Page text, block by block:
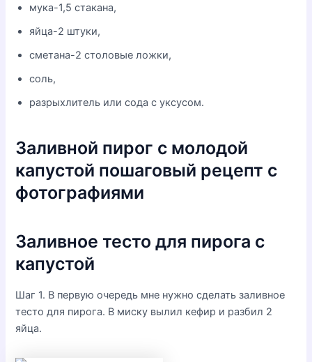
мука-1,5 стакана,
яйца-2 штуки,
сметана-2 столовые ложки,
соль,
разрыхлитель или сода с уксусом.
Заливной пирог с молодой
капустой пошаговый рецепт с
фотографиями
Заливное тесто для пирога с
капустой
Шаг 1. В первую очередь мне нужно сделать заливное
тесто для пирога. В миску вылил кефир и разбил 2
яйца.